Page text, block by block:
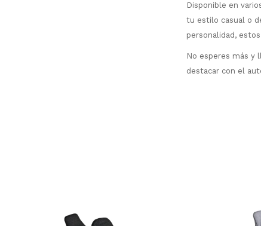
Disponible en
tu estilo casual o
personalidad,
No esperes más y
destacar con el